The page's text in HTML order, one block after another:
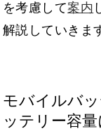
を考慮して案内
解説していきま
モバイルバ
ッテリー容